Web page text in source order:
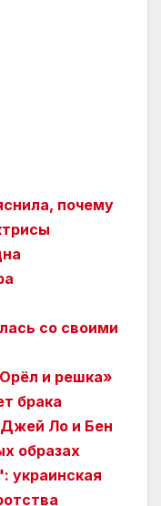
почему
со своими
и решка»
брака
Ло и Бен
образах
украинская